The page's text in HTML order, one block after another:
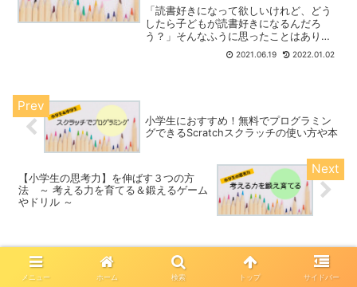
「読書好きになって欲しいけれど、どう
したら子どもが読書好きになるんだろ
う？」そんなふうに思ったことはありま
せんか？わたしもそう思っていました。
ところが「読み聞かせが大事」と知った
2021.06.19 2022.01.02
小学生におすすめ！無料でプログラミン
グできるScratchスクラッチの使い方や本
【小学生の思考力】を伸ばす３つの方
法 ～ 考える力を育てる＆鍛えるゲーム
やドリル ～
ホーム 勉強のコツ
メニュー ホーム 検索 トップ サイドバー